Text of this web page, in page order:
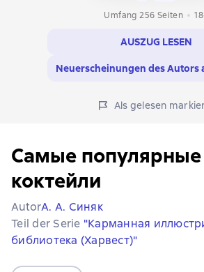
Umfang 256 Seiten
AUSZUG LESEN
Neuerscheinungen des Autors
Als gelesen
Самые
коктейли
AutorА. А. Синяк
Teil der Serie "Карманная
библиотека (Харвест)"